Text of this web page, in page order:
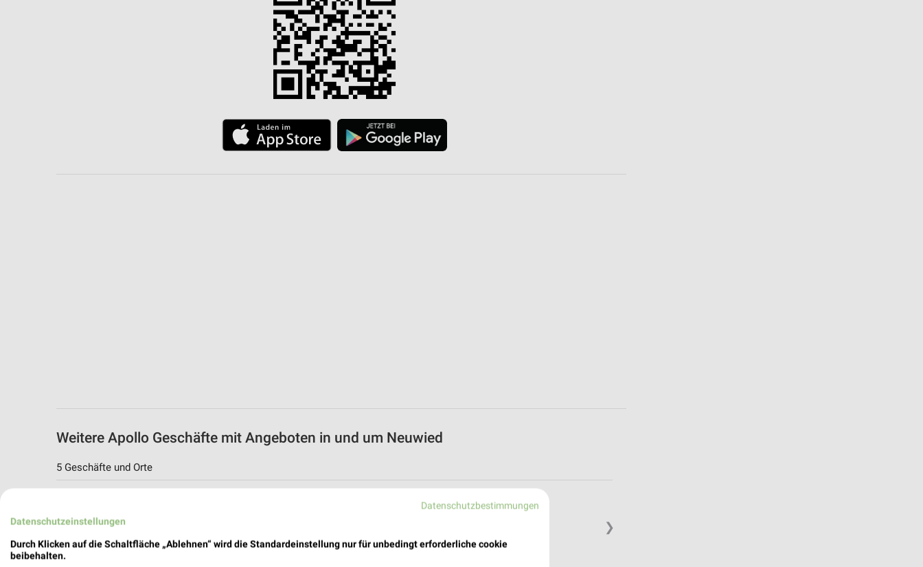
Weitere Apollo Geschäfte mit Angeboten in und um Neuwied
5 Geschäfte und Orte
❯
Allensteiner Str. 15b
470,37 km
Datenschutzbestimmungen
Datenschutzeinstellungen
Durch Klicken auf die Schaltfläche „Ablehnen“ wird die Standardeinstellung nur für unbedingt erforderliche cookie
beibehalten.